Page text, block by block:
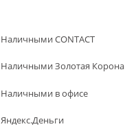
Наличными CONTACT
Наличными Золотая Корона
Наличными в офисе
Яндекс.Деньги